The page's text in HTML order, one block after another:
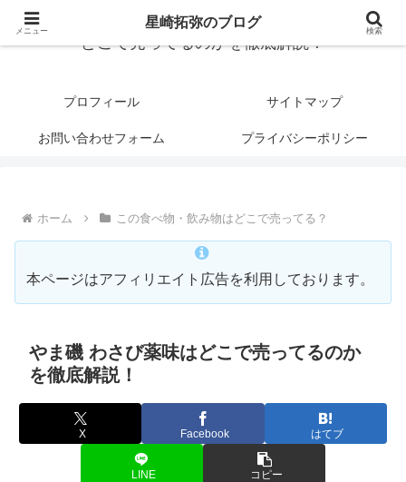
どこで売ってるのかを徹底解説！
プロフィール サイトマップ
お問い合わせフォーム プライバシーポリシー
ホーム この食べ物・飲み物はどこで売ってる？
本ページはアフィリエイト広告を利用しております。
やま磯 わさび薬味はどこで売ってるのか
を徹底解説！
X Facebook はてブ
LINE コピー
メニュー
星崎拓弥のブログ
検索